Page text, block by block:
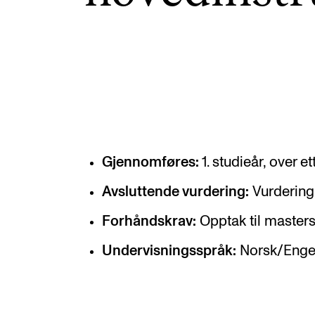
Si ifra!
Betalte spilleoppdrag
Utveksling og reiser
Velferd og helse
Gjennomføres: 1. studieår, over
Avsluttende vurdering:
Forhåndskrav: Opptak til
Undervisningsspråk: Norsk/